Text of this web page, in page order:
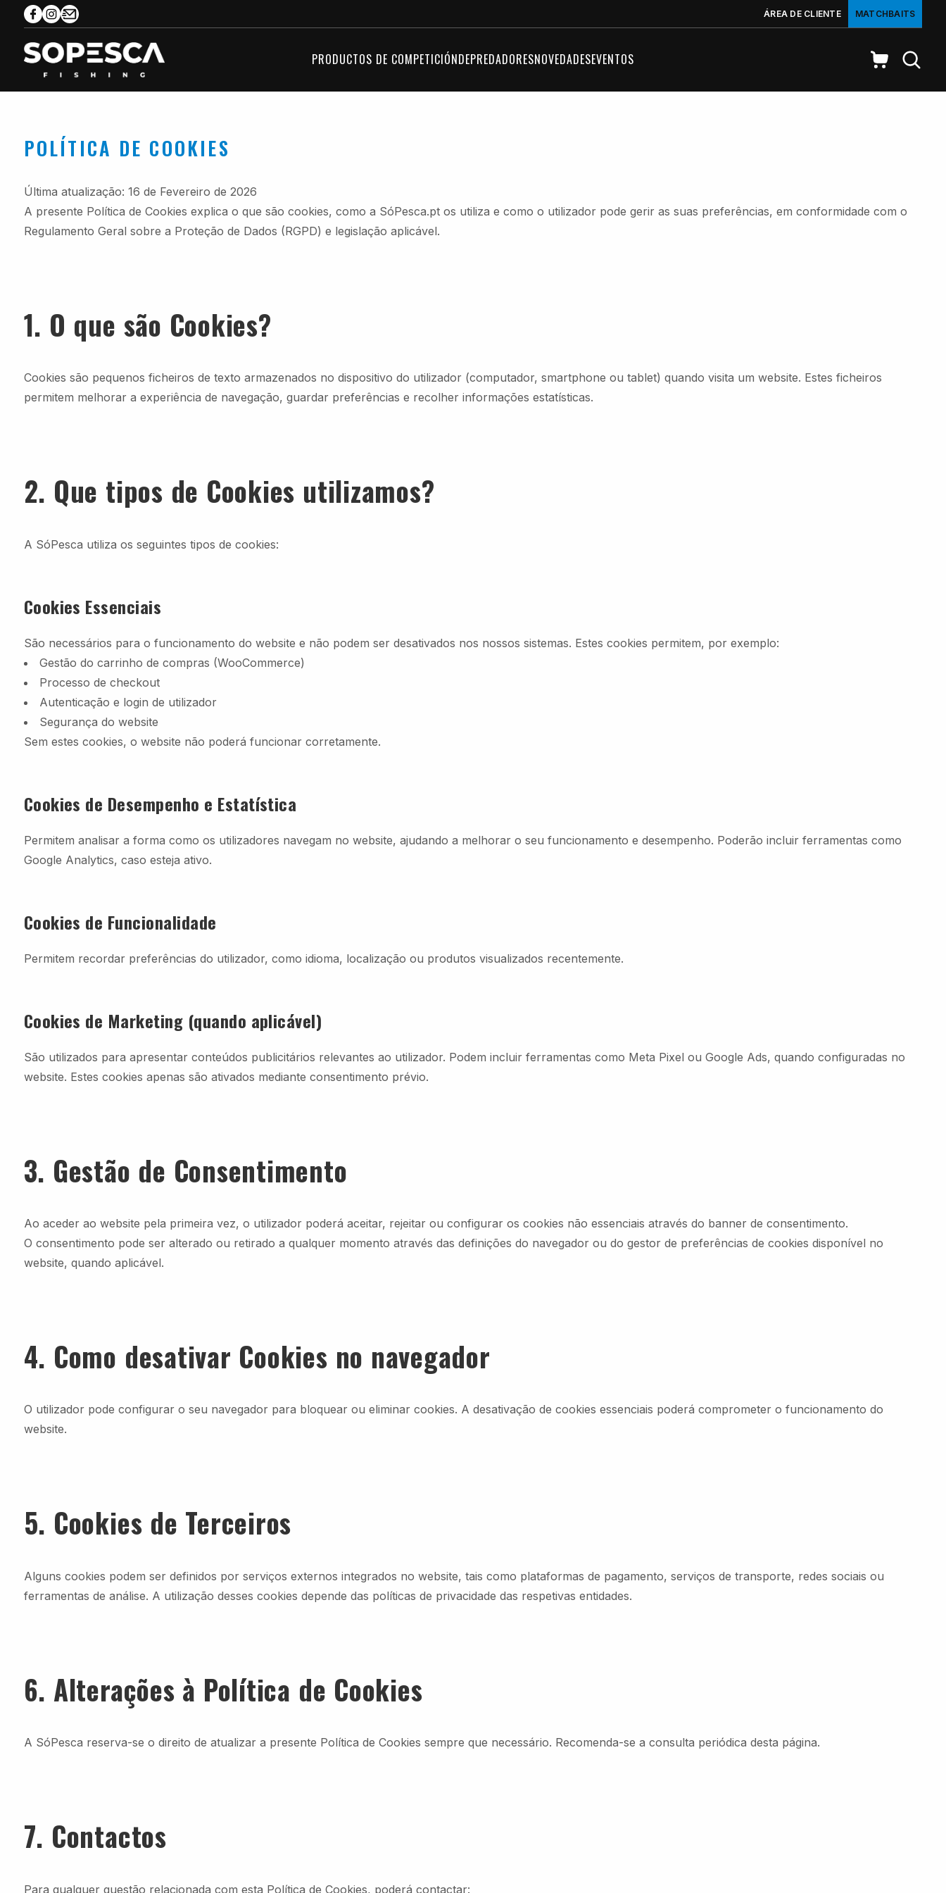
ÁREA DE CLIENTE MATCHBAITS
PRODUCTOS DE COMPETICIÓNDEPREDADORESNOVEDADESEVENTOS
POLÍTICA DE COOKIES
Última atualização: 16 de Fevereiro de 2026
A presente Política de Cookies explica o que são cookies, como a SóPesca.pt os utiliza e como o utilizador pode gerir as suas preferências, em conformidade com o
Regulamento Geral sobre a Proteção de Dados (RGPD) e legislação aplicável.
1. O que são Cookies?
Cookies são pequenos ficheiros de texto armazenados no dispositivo do utilizador (computador, smartphone ou tablet) quando visita um website. Estes ficheiros
permitem melhorar a experiência de navegação, guardar preferências e recolher informações estatísticas.
2. Que tipos de Cookies utilizamos?
A SóPesca utiliza os seguintes tipos de cookies:
Cookies Essenciais
São necessários para o funcionamento do website e não podem ser desativados nos nossos sistemas. Estes cookies permitem, por exemplo:
Gestão do carrinho de compras (WooCommerce)
Processo de checkout
Autenticação e login de utilizador
Segurança do website
Sem estes cookies, o website não poderá funcionar corretamente.
Cookies de Desempenho e Estatística
Permitem analisar a forma como os utilizadores navegam no website, ajudando a melhorar o seu funcionamento e desempenho. Poderão incluir ferramentas como
Google Analytics, caso esteja ativo.
Cookies de Funcionalidade
Permitem recordar preferências do utilizador, como idioma, localização ou produtos visualizados recentemente.
Cookies de Marketing (quando aplicável)
São utilizados para apresentar conteúdos publicitários relevantes ao utilizador. Podem incluir ferramentas como Meta Pixel ou Google Ads, quando configuradas no
website. Estes cookies apenas são ativados mediante consentimento prévio.
3. Gestão de Consentimento
Ao aceder ao website pela primeira vez, o utilizador poderá aceitar, rejeitar ou configurar os cookies não essenciais através do banner de consentimento.
O consentimento pode ser alterado ou retirado a qualquer momento através das definições do navegador ou do gestor de preferências de cookies disponível no
website, quando aplicável.
4. Como desativar Cookies no navegador
O utilizador pode configurar o seu navegador para bloquear ou eliminar cookies. A desativação de cookies essenciais poderá comprometer o funcionamento do
website.
5. Cookies de Terceiros
Alguns cookies podem ser definidos por serviços externos integrados no website, tais como plataformas de pagamento, serviços de transporte, redes sociais ou
ferramentas de análise. A utilização desses cookies depende das políticas de privacidade das respetivas entidades.
6. Alterações à Política de Cookies
A SóPesca reserva-se o direito de atualizar a presente Política de Cookies sempre que necessário. Recomenda-se a consulta periódica desta página.
7. Contactos
Para qualquer questão relacionada com esta Política de Cookies, poderá contactar: